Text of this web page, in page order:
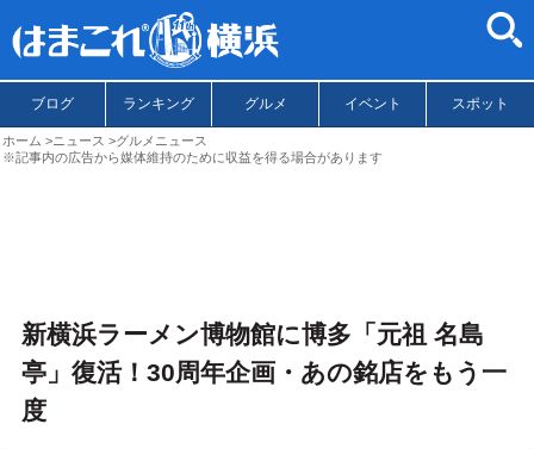
ブログ ランキング グルメ イベント スポット
ホーム ニュース
グルメニュース
※記事内の広告から媒体維持のために収益を得る場合があります
新横浜ラーメン博物館に博多「元祖 名島
亭」復活！30周年企画・あの銘店をもう一
度